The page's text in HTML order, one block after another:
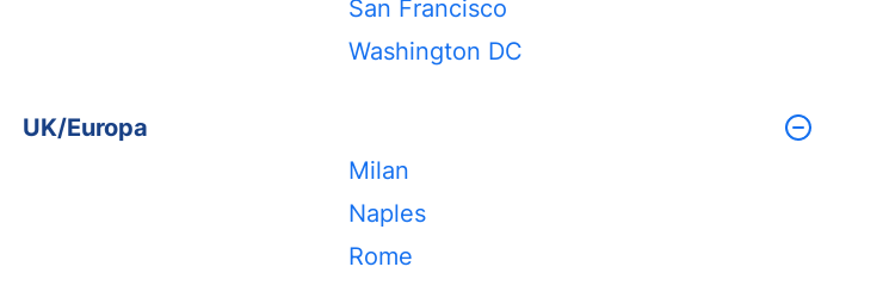
San Francisco
Washington DC
UK/Europa
Milan
Naples
Rome